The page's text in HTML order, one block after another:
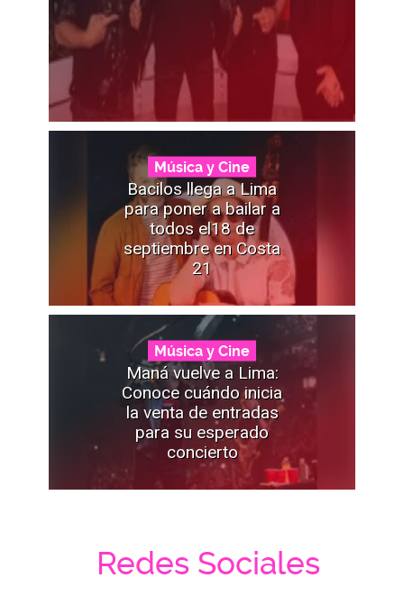
Música y Cine
Bacilos llega a Lima
para poner a bailar a
todos el18 de
septiembre en Costa
21
Música y Cine
Maná vuelve a Lima:
Conoce cuándo inicia
la venta de entradas
para su esperado
concierto
Redes Sociales